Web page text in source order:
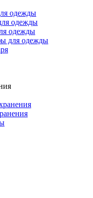
одежды
одежды
одежды
для одежды